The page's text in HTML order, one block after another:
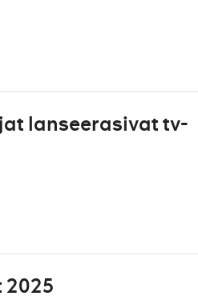
lanseerasivat tv-
2025